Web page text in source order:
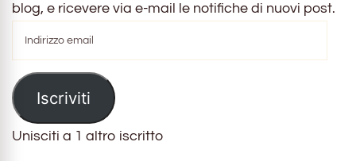
blog, e ricevere via e-mail le notifiche di nuovi post.
email
Iscriviti
Unisciti a 1 altro iscritto